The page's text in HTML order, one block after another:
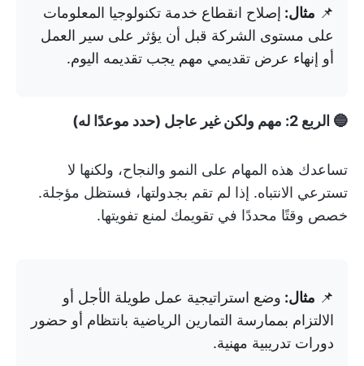
📌 مثال: إصلاح انقطاع خدمة تكنولوجيا المعلومات
على مستوى الشركة قبل أن يؤثر على سير العمل
أو إنهاء عرض تقديمي مهم يجب تقديمه اليوم.
🔵 الربع 2: مهم ولكن غير عاجل (حدد موعدًا له)
تساعدك هذه المهام على النمو والنجاح، ولكنها لا
تسترعي الانتباه. إذا لم تقم بجدولتها، فستظل مؤجلة.
خصص وقتًا محددًا في تقويمك لمنع تفويتها.
📌 مثال: وضع استراتيجية عمل طويلة الأجل أو
الالتزام بممارسة التمارين الرياضية بانتظام أو حضور
دورات تدريبية مهنية.